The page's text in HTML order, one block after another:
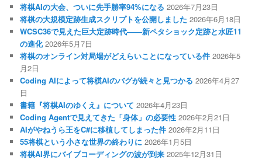
将棋AIの大会、ついに先手勝率94%になる 2026年7月23日
将棋の大規模定跡生成スクリプトを公開しました 2026年6月18日
WCSC36で見えた巨大定跡時代――新ペタショック定跡と水匠11
の進化 2026年5月7日
将棋のオンライン対局場がどえらいことになっている件 2026年5
月2日
Coding AIによって将棋AIのバグが続々と見つかる 2026年4月27
日
書籍『将棋AIのゆくえ』について 2026年4月23日
Coding Agentで見えてきた「身体」の必要性 2026年2月21日
AIがやねうら王をC#に移植してしまった件 2026年2月11日
55将棋という小さな世界の終わりに 2026年1月5日
将棋AI界にバイブコーディングの波が到来 2025年12月31日